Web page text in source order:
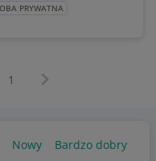
PRYWATNA
1 Następna strona
Nowy Bardzo dobry